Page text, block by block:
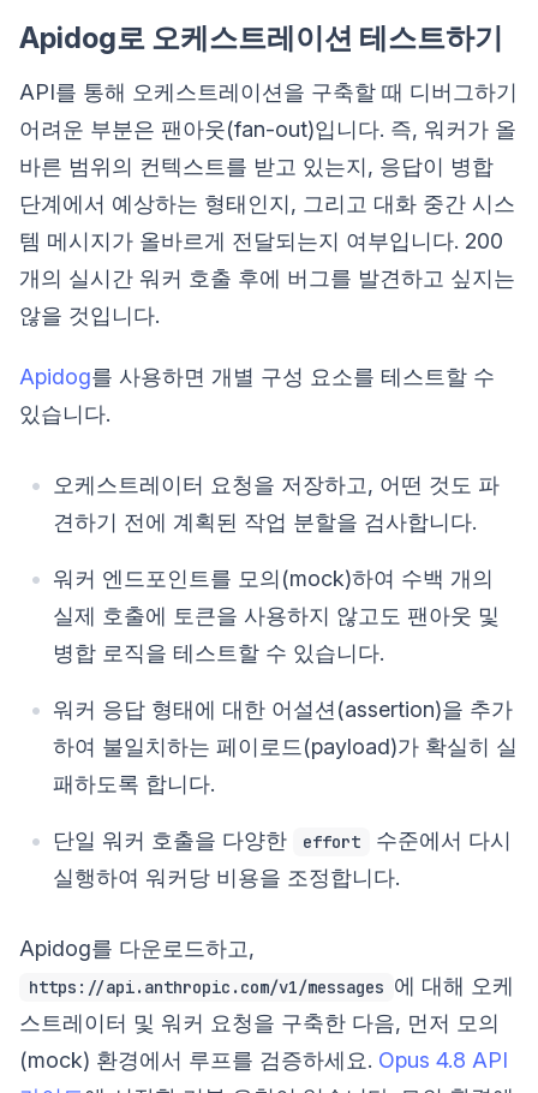
Apidog로 오케스트레이션 테스트하기
API를 통해 오케스트레이션을 구축할 때 디버그하기
어려운 부분은 팬아웃(fan-out)입니다. 즉, 워커가 올
바른 범위의 컨텍스트를 받고 있는지, 응답이 병합
단계에서 예상하는 형태인지, 그리고 대화 중간 시스
템 메시지가 올바르게 전달되는지 여부입니다. 200
개의 실시간 워커 호출 후에 버그를 발견하고 싶지는
않을 것입니다.
Apidog를 사용하면 개별 구성 요소를 테스트할 수
있습니다.
오케스트레이터 요청을 저장하고, 어떤 것도 파
견하기 전에 계획된 작업 분할을 검사합니다.
워커 엔드포인트를 모의(mock)하여 수백 개의
실제 호출에 토큰을 사용하지 않고도 팬아웃 및
병합 로직을 테스트할 수 있습니다.
워커 응답 형태에 대한 어설션(assertion)을 추가
하여 불일치하는 페이로드(payload)가 확실히 실
패하도록 합니다.
단일 워커 호출을 다양한 effort
수준에서 다시
실행하여 워커당 비용을 조정합니다.
Apidog를 다운로드하고,
https://api.anthropic.com/v1/messages 에 대해 오케
스트레이터 및 워커 요청을 구축한 다음, 먼저 모의
(mock) 환경에서 루프를 검증하세요. Opus 4.8 API